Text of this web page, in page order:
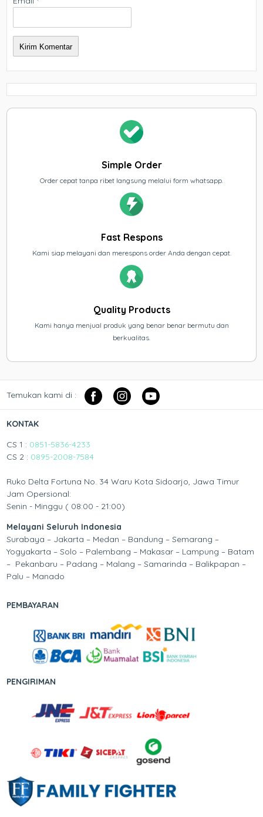
Simple Order
Order cepat tanpa ribet langsung melalui form whatsapp.
Fast Respons
Kami siap melayani dan merespons order Anda dengan cepat.
Quality Products
Kami hanya menjual produk yang benar benar bermutu dan
berkualitas.
Temukan kami di :
KONTAK
CS 1 : 0851-5836-4233
CS 2 : 0895-2008-7584
Ruko Delta Fortuna No. 34 Waru Kota Sidoarjo, Jawa Timur
Jam Opersional:
Senin - Minggu ( 08:00 - 21:00)
Melayani Seluruh Indonesia
Surabaya – Jakarta – Medan – Bandung – Semarang –
Yogyakarta – Solo – Palembang – Makasar – Lampung – Batam
– Pekanbaru – Padang – Malang – Samarinda – Balikpapan –
Palu – Manado
PEMBAYARAN
PENGIRIMAN